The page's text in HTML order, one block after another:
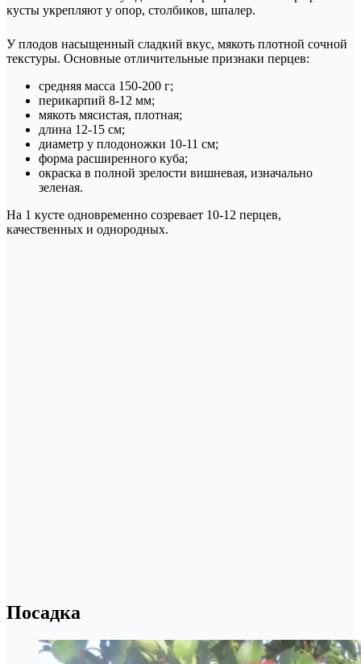
кусты укрепляют у опор, столбиков, шпалер.
У плодов насыщенный сладкий вкус, мякоть плотной сочной
текстуры. Основные отличительные признаки перцев:
средняя масса 150-200 г;
перикарпий 8-12 мм;
мякоть мясистая, плотная;
длина 12-15 см;
диаметр у плодоножки 10-11 см;
форма расширенного куба;
окраска в полной зрелости вишневая, изначально
зеленая.
На 1 кусте одновременно созревает 10-12 перцев,
качественных и однородных.
Посадка